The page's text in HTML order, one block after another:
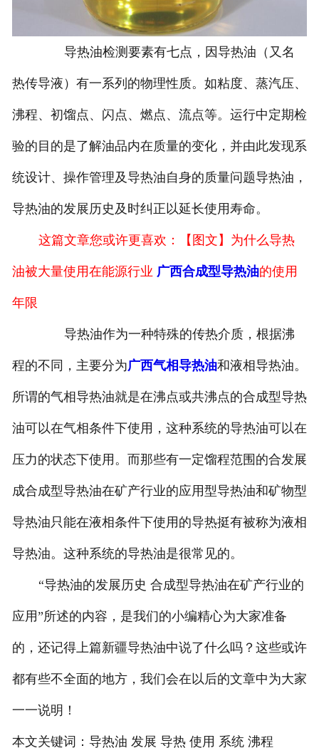
导热油检测要素有七点，因导热油（又名
热传导液）有一系列的物理性质。如粘度、蒸汽压、
沸程、初馏点、闪点、燃点、流点等。运行中定期检
验的目的是了解油品内在质量的变化，并由此发现系
统设计、操作管理及导热油自身的质量问题导热油，
导热油的发展历史及时纠正以延长使用寿命。
这篇文章您或许更喜欢：【图文】为什么导热
油被大量使用在能源行业 广西合成型导热油的使用
年限
导热油作为一种特殊的传热介质，根据沸
程的不同，主要分为广西气相导热油和液相导热油。
所谓的气相导热油就是在沸点或共沸点的合成型导热
油可以在气相条件下使用，这种系统的导热油可以在
压力的状态下使用。而那些有一定馏程范围的合发展
成合成型导热油在矿产行业的应用型导热油和矿物型
导热油只能在液相条件下使用的导热挺有被称为液相
导热油。这种系统的导热油是很常见的。
“导热油的发展历史 合成型导热油在矿产行业的
应用”所述的内容，是我们的小编精心为大家准备
的，还记得上篇新疆导热油中说了什么吗？这些或许
都有些不全面的地方，我们会在以后的文章中为大家
一一说明！
本文关键词： 导热油 发展 导热 使用 系统 沸程